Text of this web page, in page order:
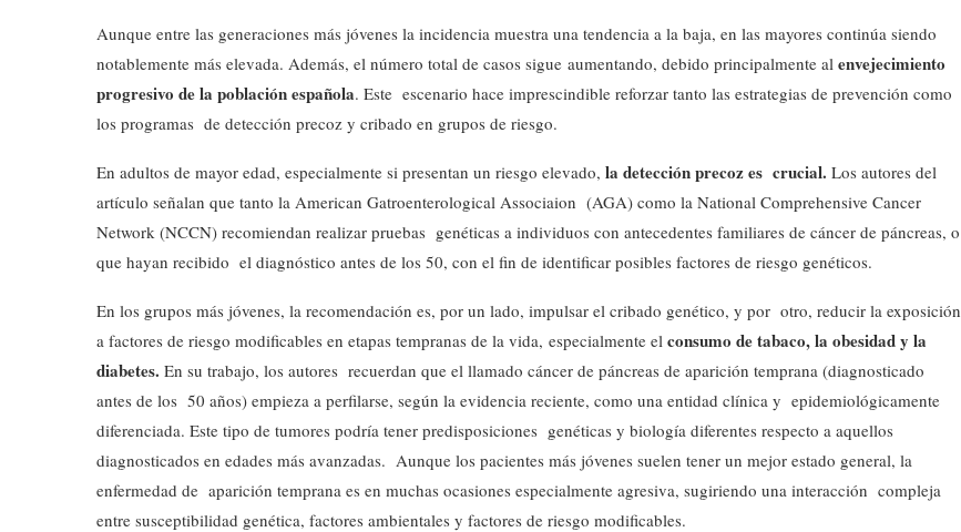
Aunque entre las generaciones más jóvenes la incidencia muestra una tendencia a la baja, en las mayores continúa siendo
notablemente más elevada. Además, el número total de casos sigue aumentando, debido principalmente al envejecimiento
progresivo de la población española. Este escenario hace imprescindible reforzar tanto las estrategias de prevención como
los programas de detección precoz y cribado en grupos de riesgo.
En adultos de mayor edad, especialmente si presentan un riesgo elevado, la detección precoz es crucial. Los autores del
artículo señalan que tanto la American Gatroenterological Associaion (AGA) como la National Comprehensive Cancer
Network (NCCN) recomiendan realizar pruebas genéticas a individuos con antecedentes familiares de cáncer de páncreas, o
que hayan recibido el diagnóstico antes de los 50, con el fin de identificar posibles factores de riesgo genéticos.
En los grupos más jóvenes, la recomendación es, por un lado, impulsar el cribado genético, y por otro, reducir la exposición
a factores de riesgo modificables en etapas tempranas de la vida, especialmente el consumo de tabaco, la obesidad y la
diabetes. En su trabajo, los autores recuerdan que el llamado cáncer de páncreas de aparición temprana (diagnosticado
antes de los 50 años) empieza a perfilarse, según la evidencia reciente, como una entidad clínica y epidemiológicamente
diferenciada. Este tipo de tumores podría tener predisposiciones genéticas y biología diferentes respecto a aquellos
diagnosticados en edades más avanzadas. Aunque los pacientes más jóvenes suelen tener un mejor estado general, la
enfermedad de aparición temprana es en muchas ocasiones especialmente agresiva, sugiriendo una interacción compleja
entre susceptibilidad genética, factores ambientales y factores de riesgo modificables.